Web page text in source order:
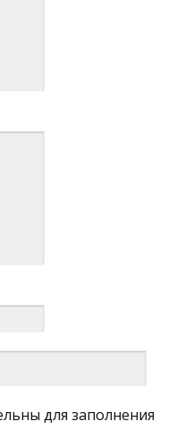
для заполнения